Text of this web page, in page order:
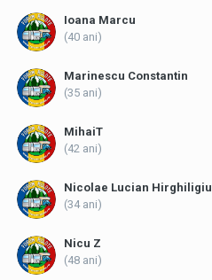
Ioana Marcu
(40 ani)
Marinescu Constantin
(35 ani)
MihaiT
(42 ani)
Nicolae Lucian Hirghiligiu
(34 ani)
Nicu Z
(48 ani)